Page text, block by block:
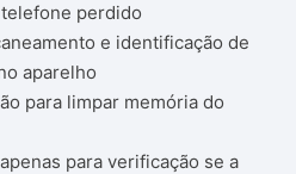
perdido
e identificação de
aparelho
para limpar memória do
para verificação se a